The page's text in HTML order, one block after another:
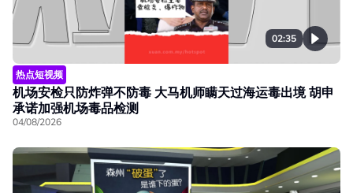
02:35
热点短视频
机场安检只防炸弹不防毒 大马机师瞒天过海运毒出境 胡申
承诺加强机场毒品检测
04/08/2026